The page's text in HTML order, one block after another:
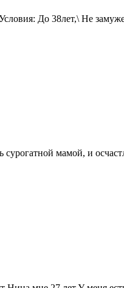
До 38лет,\ Не
сурогатной мамой, и